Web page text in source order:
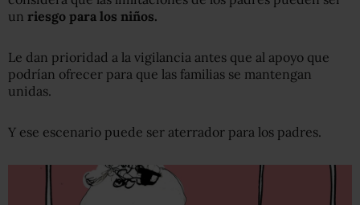
un riesgo para los niños.
Le dan prioridad a la vigilancia antes que al apoyo que
podrían ofrecer para que las familias se mantengan
unidas.
Y ese escenario puede ser aterrador para los padres.